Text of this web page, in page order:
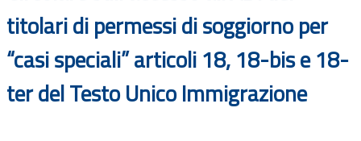
titolari di permessi di soggiorno per
“casi speciali” articoli 18, 18-bis e 18-
ter del Testo Unico Immigrazione